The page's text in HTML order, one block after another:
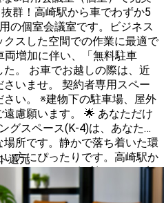
群！高崎駅から車でわずか5
の個室会議室です。ビジネス
スした空間での作業に最適で
。 お車でお越しの際は、近
約者専用スペー
い。 ※建物下の駐車場、屋外
す。 🌟 あなただけ
所です。静かで落ち着いた環
方にぴったりです。高崎駅か
、アクセスも便利です。 お部
全個室ではありませんので上
還元